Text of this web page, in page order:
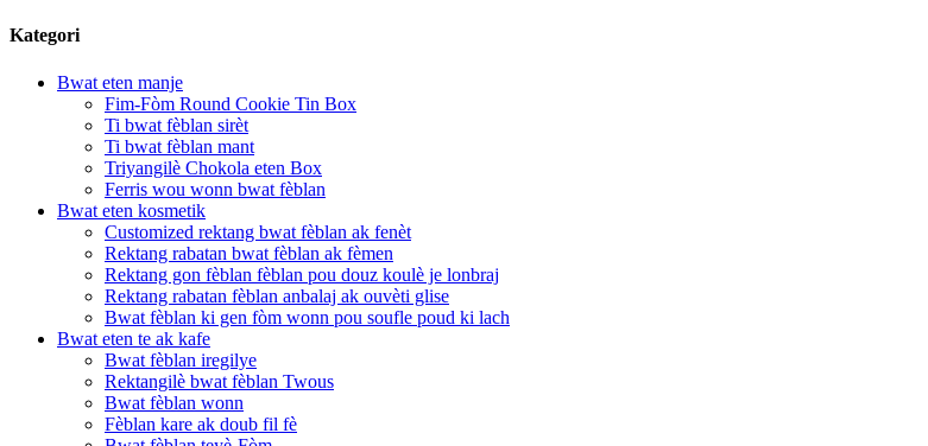
Kategori
Bwat eten manje
Fim-Fòm Round Cookie Tin Box
Ti bwat fèblan sirèt
Ti bwat fèblan mant
Triyangilè Chokola eten Box
Ferris wou wonn bwat fèblan
Bwat eten kosmetik
Customized rektang bwat fèblan ak fenèt
Rektang rabatan bwat fèblan ak fèmen
Rektang gon fèblan fèblan pou douz koulè je lonbraj
Rektang rabatan fèblan anbalaj ak ouvèti glise
Bwat fèblan ki gen fòm wonn pou soufle poud ki lach
Bwat eten te ak kafe
Bwat fèblan iregilye
Rektangilè bwat fèblan Twous
Bwat fèblan wonn
Fèblan kare ak doub fil fè